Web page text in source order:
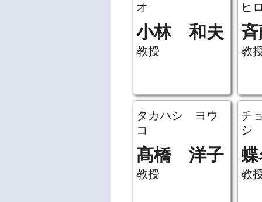
オ
小林 和夫
教授
ヒ
教
タカハシ ヨウ
コ
髙橋 洋子
教授
チ
シ
教